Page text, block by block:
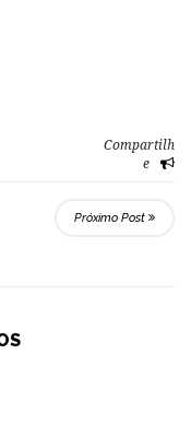
Compartilh
e
Próximo Post